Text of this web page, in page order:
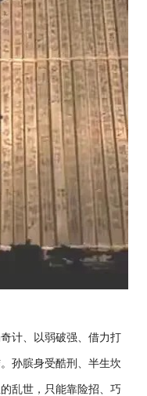
计、以弱破强、借力打
孙膑身受酷刑、半生坎
乱世，只能靠险招、巧